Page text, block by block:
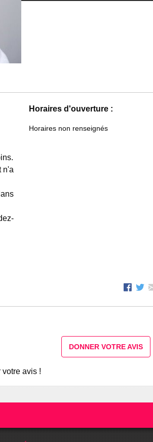
Horaires d'ouverture :
Horaires non renseignés
n'a
DONNER VOTRE AVIS
avis !